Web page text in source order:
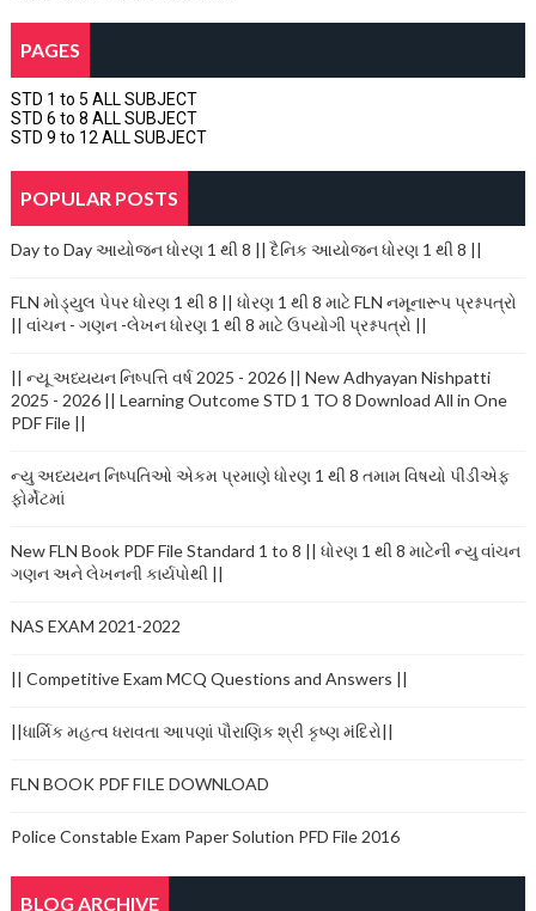
PAGES
STD 1 to 5 ALL SUBJECT
STD 6 to 8 ALL SUBJECT
STD 9 to 12 ALL SUBJECT
POPULAR POSTS
Day to Day આયોજન ધોરણ 1 થી 8 || દૈનિક આયોજન ધોરણ 1 થી 8 ||
FLN મોડ્યુલ પેપર ધોરણ 1 થી 8 || ધોરણ 1 થી 8 માટે FLN નમૂનારૂપ પ્રશ્નપત્રો
|| વાંચન - ગણન -લેખન ધોરણ 1 થી 8 માટે ઉપયોગી પ્રશ્નપત્રો ||
|| ન્યૂ અધ્યયન નિષ્પત્તિ વર્ષ 2025 - 2026 || New Adhyayan Nishpatti
2025 - 2026 || Learning Outcome STD 1 TO 8 Download All in One
PDF File ||
ન્યુ અધ્યયન નિષ્પતિઓ એકમ પ્રમાણે ધોરણ 1 થી 8 તમામ વિષયો પીડીએફ
ફોર્મેટમાં
New FLN Book PDF File Standard 1 to 8 || ધોરણ 1 થી 8 માટેની ન્યુ વાંચન
ગણન અને લેખનની કાર્યપોથી ||
NAS EXAM 2021-2022
|| Competitive Exam MCQ Questions and Answers ||
||ધાર્મિક મહત્વ ધરાવતા આપણાં પૌરાણિક શ્રી કૃષ્ણ મંદિરો||
FLN BOOK PDF FILE DOWNLOAD
Police Constable Exam Paper Solution PFD File 2016
BLOG ARCHIVE